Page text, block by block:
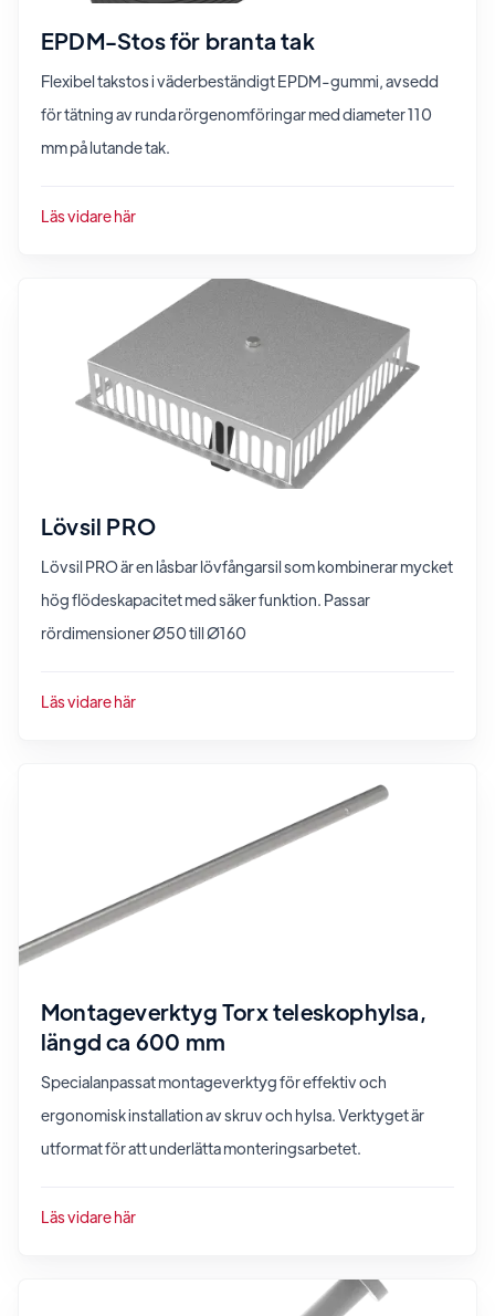
EPDM-Stos för branta tak
Flexibel takstos i väderbeständigt EPDM-gummi, avsedd
för tätning av runda rörgenomföringar med diameter 110
mm på lutande tak.
Läs vidare här
Lövsil PRO
Lövsil PRO är en låsbar lövfångarsil som kombinerar mycket
hög flödeskapacitet med säker funktion. Passar
rördimensioner Ø50 till Ø160
Läs vidare här
Montageverktyg Torx teleskophylsa,
längd ca 600 mm
Specialanpassat montageverktyg för effektiv och
ergonomisk installation av skruv och hylsa. Verktyget är
utformat för att underlätta monteringsarbetet.
Läs vidare här